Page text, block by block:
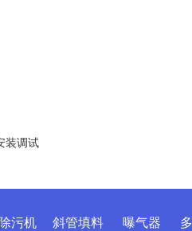
装调试
污机 斜管填料 曝气器